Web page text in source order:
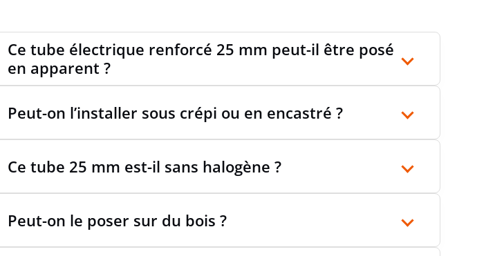
Ce tube électrique renforcé 25 mm peut-il être posé
en apparent ?
Peut-on l’installer sous crépi ou en encastré ?
Ce tube 25 mm est-il sans halogène ?
Peut-on le poser sur du bois ?